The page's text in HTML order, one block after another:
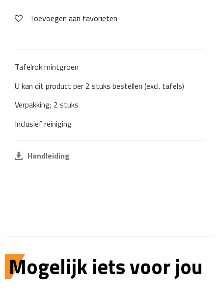
Toevoegen aan favorieten
Tafelrok mintgroen
U kan dit product per 2 stuks bestellen (excl. tafels)
Verpakking; 2 stuks
Inclusief reiniging
Handleiding
Mogelijk iets voor jou